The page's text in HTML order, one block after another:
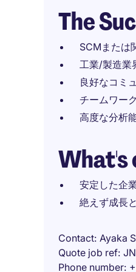
The
SCMまたは
工業/製造業
良好なコミ
チームワー
高度な分析
What's
安定した企
絶えず成長
Contact Ayaka
Quote job ref
Phone number